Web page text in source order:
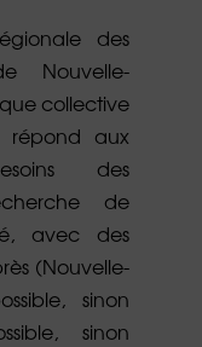
des
Nouvelle-
collective
répond aux
des
de
avec des
(Nouvelle-
sinon
sinon